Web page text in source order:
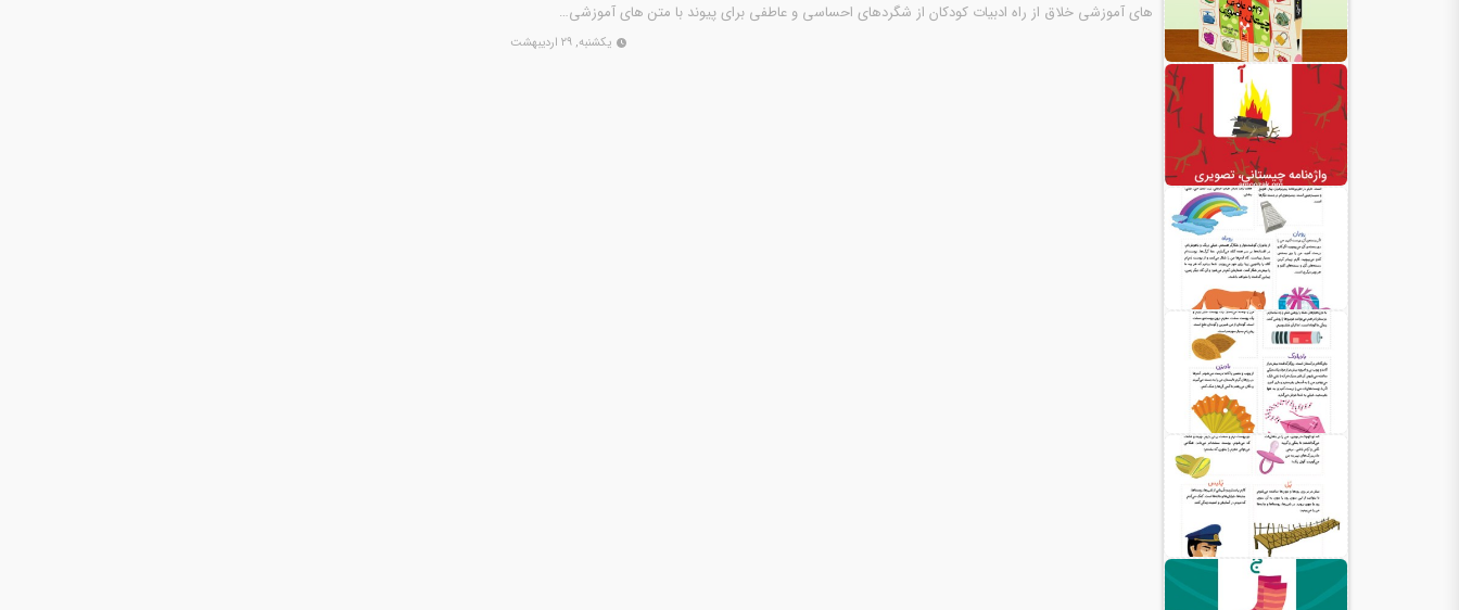
هاى آموزشى خلاق از راه ادبیات کودکان از شگردهاى احساسى و عاطفى براى پيوند با متن هاى آموزشى…
یکشنبه, ۲۹ اردیبهشت